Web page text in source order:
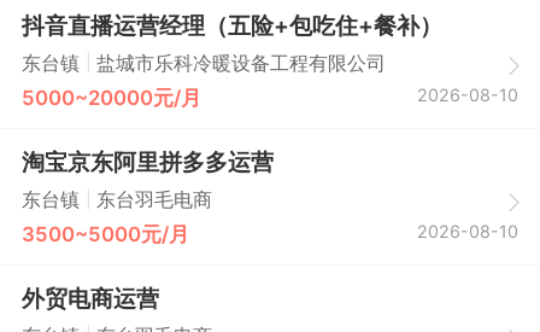
抖音直播运营经理（五险+包吃住+餐补）
东台镇 盐城市乐科冷暖设备工程有限公司
5000~20000元/月 2026-08-10
淘宝京东阿里拼多多运营
东台镇 东台羽毛电商
3500~5000元/月 2026-08-10
外贸电商运营